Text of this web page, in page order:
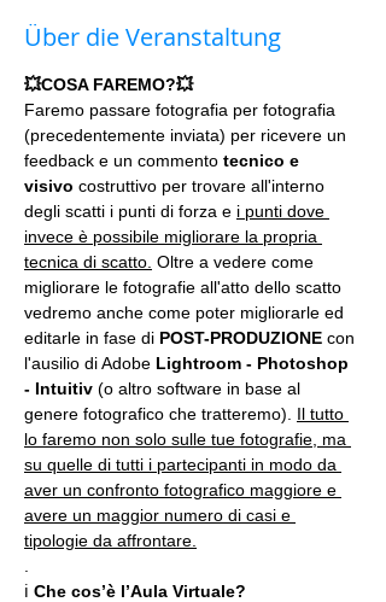
Über die Veranstaltung
💥COSA FAREMO?💥
Faremo passare fotografia per fotografia
(precedentemente inviata) per ricevere un
feedback e un commento tecnico e
visivo costruttivo per trovare all'interno
degli scatti i punti di forza e i punti dove
invece è possibile migliorare la propria
tecnica di scatto. Oltre a vedere come
migliorare le fotografie all'atto dello scatto
vedremo anche come poter migliorarle ed
editarle in fase di POST-PRODUZIONE con
l'ausilio di Adobe Lightroom - Photoshop
- Intuitiv (o altro software in base al
genere fotografico che tratteremo). Il tutto
lo faremo non solo sulle tue fotografie, ma
su quelle di tutti i partecipanti in modo da
aver un confronto fotografico maggiore e
avere un maggior numero di casi e
tipologie da affrontare.
ℹ Che cos’è l’Aula Virtuale?